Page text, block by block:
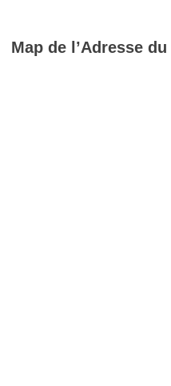
Map de l’Adresse